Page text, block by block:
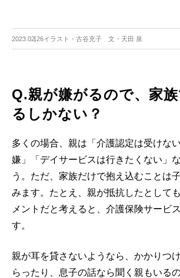
2023.02.26イラスト・古谷充子 文・天田 泉
Q.親が嫌がるので、家
るしかない？
多くの場合、親は「介護認定は受けな
嫌」「デイサービスは行きたくない」
う。ただ、家族だけで抱え込むことは
みます。たとえ、親が抵抗したとして
メントだと考えると、介護保険サービ
す。
親が耳を貸さないようなら、かかりつ
らったり、息子の話なら聞く親もいる